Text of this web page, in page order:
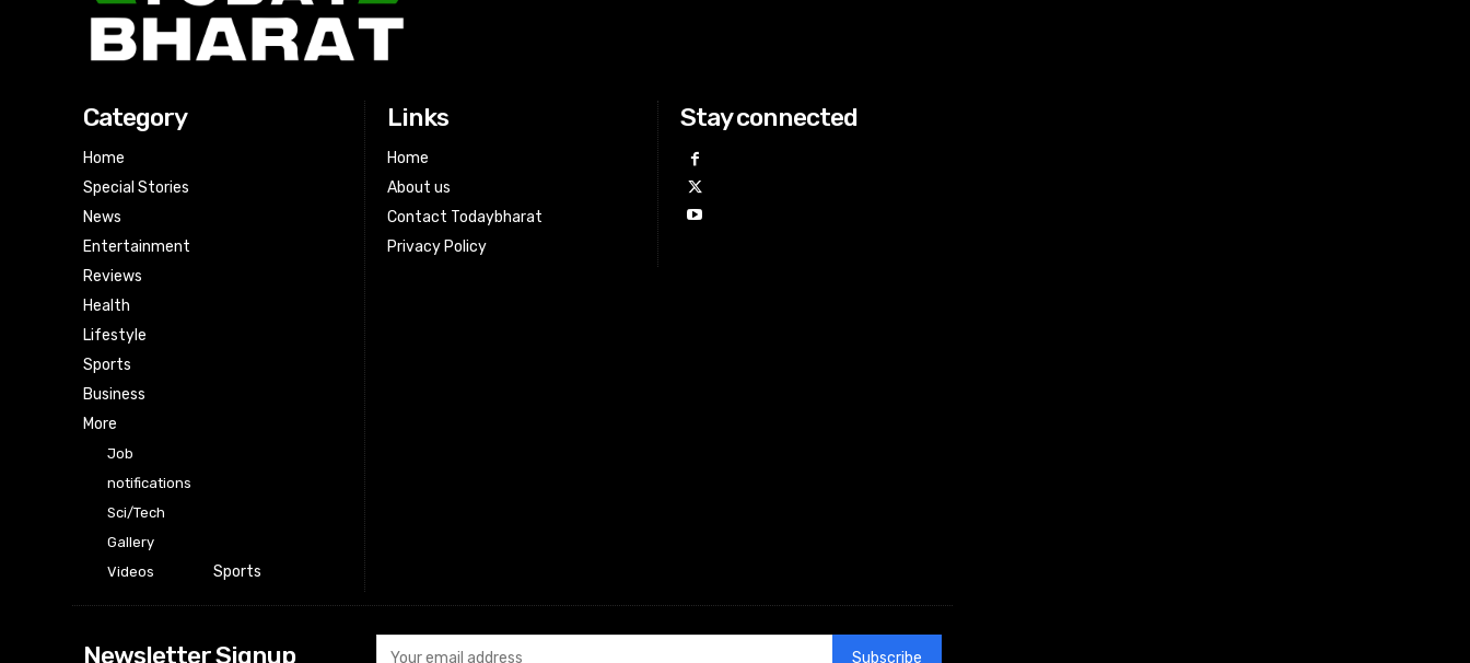
Category
Home
Special Stories
News
Entertainment
Reviews
Health
Lifestyle
Sports
Business
More
Job
notifications
Sci/Tech
Gallery
Videos
Sports
Links
Home
About us
Contact Todaybharat
Privacy Policy
Stay connected
Newsletter Signup Subscribe